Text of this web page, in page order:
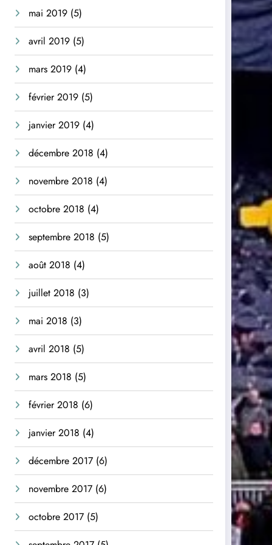
mai 2019(5)
avril 2019(5)
mars 2019(4)
février 2019(5)
janvier 2019(4)
décembre 2018 (4)
novembre 2018 (4)
octobre 2018 (4)
septembre 2018 (5)
août 2018 (4)
juillet 2018 (3)
mai 2018 (3)
avril 2018 (5)
mars 2018 (5)
février 2018 (6)
janvier 2018 (4)
décembre 2017(6)
novembre 2017(6)
octobre 2017(5)